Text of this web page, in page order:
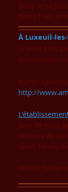
Dans le cadre
dates fixes
À Luxeuil-
Si vous êtes
commentées
​Partez
http://
soin de vous
sentiers de
sport favori,
Visitez